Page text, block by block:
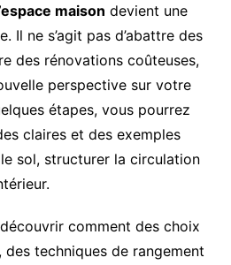
maison devient une
Il ne s’agit pas d’abattre des
des rénovations coûteuses,
perspective sur votre
étapes, vous pourrez
claires et des exemples
sol, structurer la circulation
comment des choix
techniques de rangement